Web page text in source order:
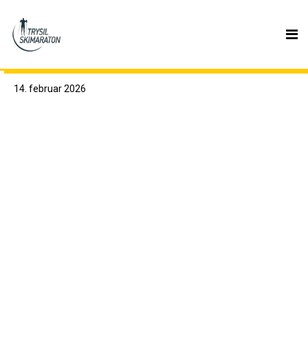
14. februar 2026